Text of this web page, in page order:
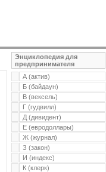
Энциклопедия для
предпринимателя
А (актив)
Б (байдаун)
В (вексель)
Г (гудвилл)
Д (дивидент)
Е (евродоллары)
Ж (журнал)
З (закон)
И (индекс)
К (клерк)